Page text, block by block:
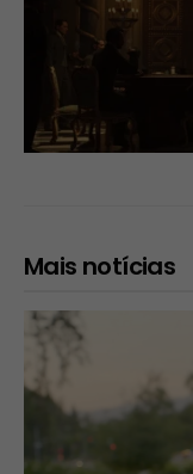
Mais notícias